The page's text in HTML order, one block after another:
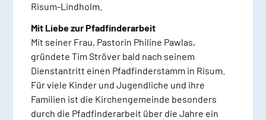
Risum-Lindholm.
Mit Liebe zur Pfadfinderarbeit
Mit seiner Frau, Pastorin Philine Pawlas,
gründete Tim Ströver bald nach seinem
Dienstantritt einen Pfadfinderstamm in Risum.
Für viele Kinder und Jugendliche und ihre
Familien ist die Kirchengemeinde besonders
durch die Pfadfinderarbeit über die Jahre ein